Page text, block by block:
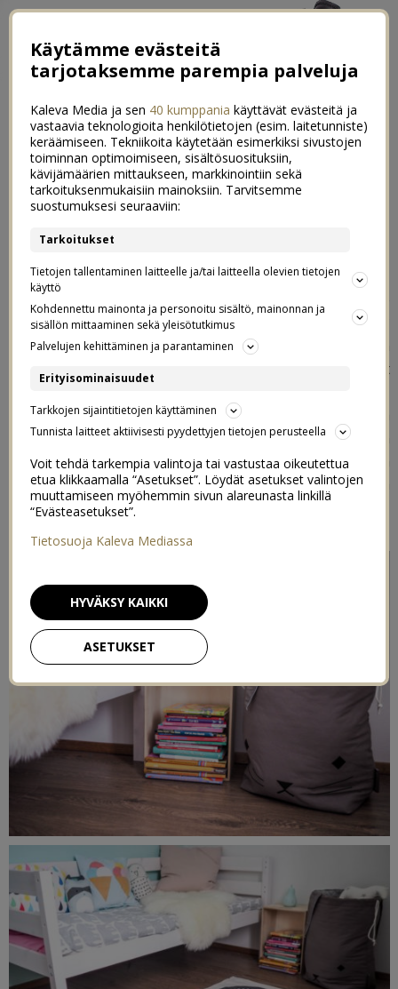
Ihania uutuuksia lastenhuoneisiin
Fabelabilta
Joko te olette bonganneet Suomeen Gefferille
rantautuneen uuden tanskalaismerkin nimeltä
Fabelab
Moni blogiani seuraava tietääkin että tanskalainen
design ja erityisesti kaikki tanskalaiset lasten jutut ovat
lähellä mun sydäntä. Meiltä löytyy mm. bOblesia, Muutoa,
Normann Copenhagenia ja Ferm Livingiä. En tiedä mikä
siinä on että juuri tanskalaiset merkit vetoavat muhun
niin paljon, kai niitä yhdistää sellainen yksinkertainen
tyylikkyys ja kekseliäisyys. He tekevät jotain eri tavalla
kuin muut.
Käytämme evästeitä
tarjotaksemme parempia palveluja
Kaleva Media ja sen 40 kumppania käyttävät evästeitä ja
vastaavia teknologioita henkilötietojen (esim. laitetunniste)
keräämiseen. Tekniikoita käytetään esimerkiksi sivustojen
toiminnan optimoimiseen, sisältösuosituksiin,
kävijämäärien mittaukseen, markkinointiin sekä
tarkoituksenmukaisiin mainoksiin. Tarvitsemme
suostumuksesi seuraaviin:
Tarkoitukset
Tietojen tallentaminen laitteelle ja/tai laitteella olevien tietojen
käyttö
Kohdennettu mainonta ja personoitu sisältö, mainonnan ja
sisällön mittaaminen sekä yleisötutkimus
Palvelujen kehittäminen ja parantaminen
Erityisominaisuudet
Tarkkojen sijaintitietojen käyttäminen
Tunnista laitteet aktiivisesti pyydettyjen tietojen perusteella
Voit tehdä tarkempia valintoja tai vastustaa oikeutettua
etua klikkaamalla “Asetukset”. Löydät asetukset valintojen
muuttamiseen myöhemmin sivun alareunasta linkillä
“Evästeasetukset”.
Tietosuoja Kaleva Mediassa
ASETUKSET
HYVÄKSY KAIKKI